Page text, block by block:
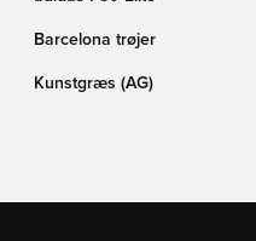
Barcelona trøjer
Kunstgræs (AG)